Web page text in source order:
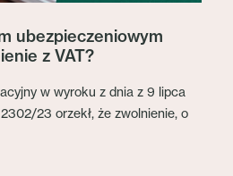
ubezpieczeniowym
z VAT?
w wyroku z dnia z 9 lipca
23 orzekł, że zwolnienie, o